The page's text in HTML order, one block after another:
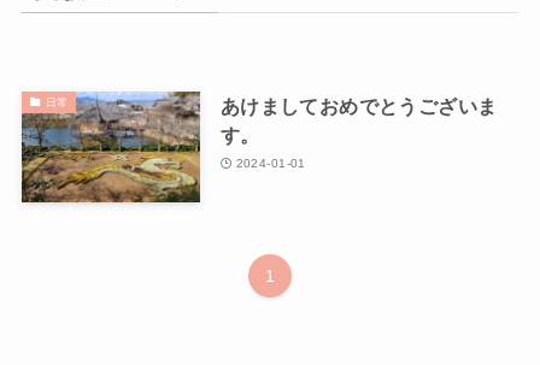
日常
あけましておめでとうございま
す。
2024-01-01
1